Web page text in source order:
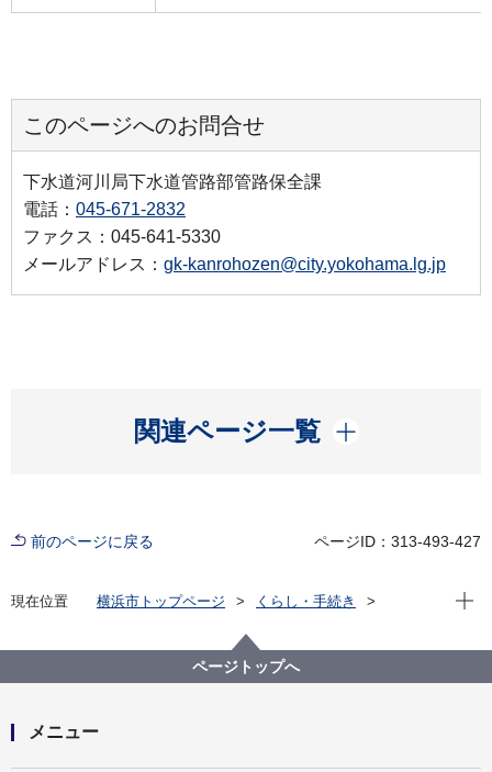
このページへのお問合せ
下水道河川局下水道管路部管路保全課
電話： 045-671-2832
ファクス：045-641-5330
メールアドレス： gk-kanrohozen@city.yokohama.lg.jp
関連ページ一覧
開く
前のページに戻る ページID：313-493-427
現在位置 横浜市トップページ
くらし・手続き
下水道管路の包括的民間委託検討部会
第４回下水道管路の包括的民間委託検討部会
現在
ページトップへ
メニュー